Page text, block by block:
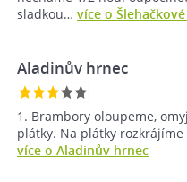
sladkou… více o
Aladinův hrnec
1. Brambory oloupeme,
plátky. Na plátky
více o Aladinův hrnec